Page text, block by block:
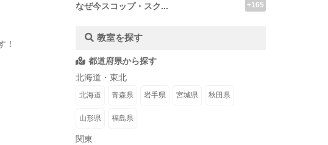
！
なぜ今スコップ・スク... +165
教室を探す
都道府県から探す
北海道・東北
北海道 青森県 岩手県 宮城県 秋田県
山形県 福島県
関東